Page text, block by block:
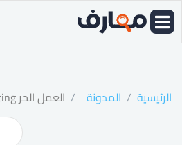
الرئيسية المدونة
العمل الحر Freelancing